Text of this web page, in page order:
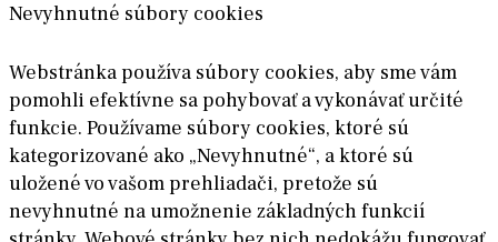
Nevyhnutné súbory cookies
Webstránka používa súbory cookies, aby sme vám
pomohli efektívne sa pohybovať a vykonávať určité
funkcie. Používame súbory cookies, ktoré sú
kategorizované ako „Nevyhnutné“, a ktoré sú
uložené vo vašom prehliadači, pretože sú
nevyhnutné na umožnenie základných funkcií